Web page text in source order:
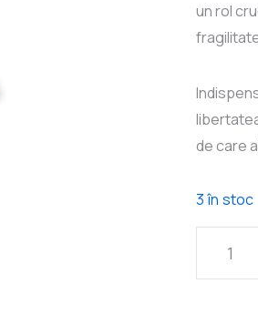
un rol
de care
3 în stoc